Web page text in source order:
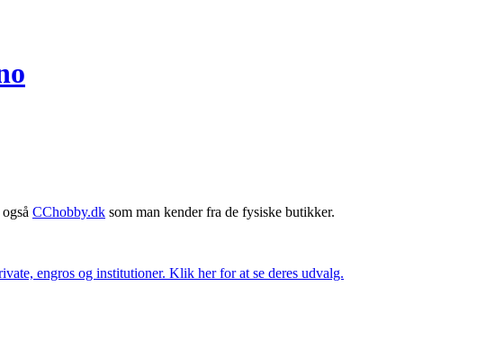
CChobby.dk som man kender fra de fysiske butikker.
engros og institutioner. Klik her for at se deres udvalg.